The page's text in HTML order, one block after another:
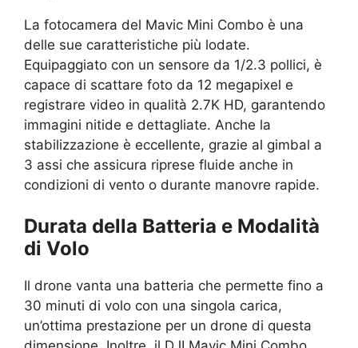
La fotocamera del Mavic Mini Combo è una
delle sue caratteristiche più lodate.
Equipaggiato con un sensore da 1/2.3 pollici, è
capace di scattare foto da 12 megapixel e
registrare video in qualità 2.7K HD, garantendo
immagini nitide e dettagliate. Anche la
stabilizzazione è eccellente, grazie al gimbal a
3 assi che assicura riprese fluide anche in
condizioni di vento o durante manovre rapide.
Durata della Batteria e Modalità
di Volo
Il drone vanta una batteria che permette fino a
30 minuti di volo con una singola carica,
un’ottima prestazione per un drone di questa